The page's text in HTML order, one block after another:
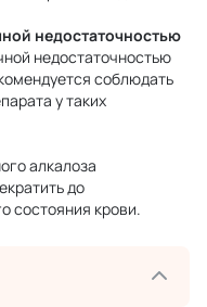
недостаточностью
недостаточностью
соблюдать
у таких
алкалоза
до
состояния крови.